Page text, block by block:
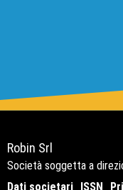
Robin Srl
Società soggetta a
Dati societari
ISSN